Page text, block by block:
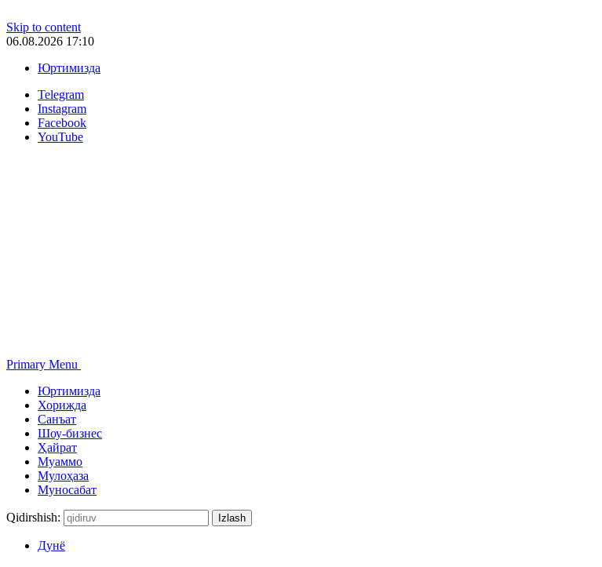
Skip to content
06.08.2026 17:10
Юртимизда
Telegram
Instagram
Facebook
YouTube
Primary Menu
Юртимизда
Хорижда
Санъат
Шоу-бизнес
Ҳайрат
Муаммо
Мулоҳаза
Муносабат
Qidirshish:
Дунё